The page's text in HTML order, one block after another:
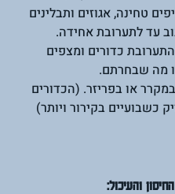
טחינה, אגוזים ותבלינים
עד לתערובת אחידה.
כדורים ומצפים
מה שבחרתם.
או בפריזר. (הכדורים
כשבועיים בקירור ויותר)
והעיכול: